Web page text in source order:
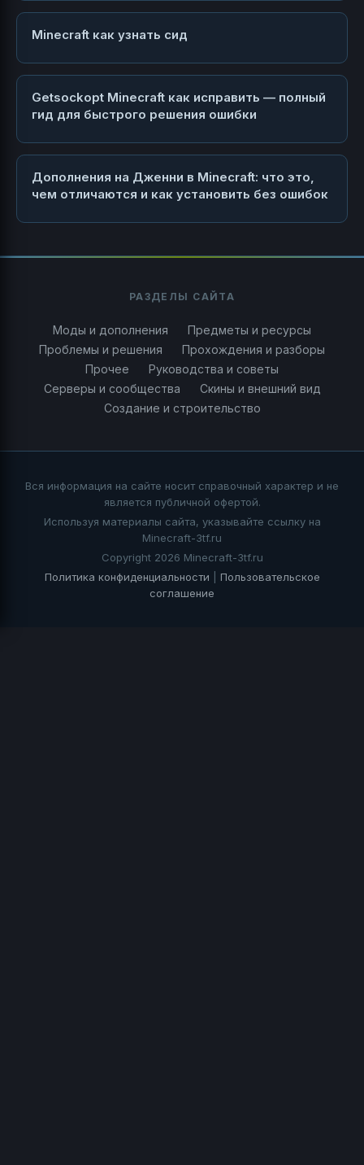
Minecraft как узнать сид
Getsockopt Minecraft как исправить — полный
гид для быстрого решения ошибки
Дополнения на Дженни в Minecraft: что это,
чем отличаются и как установить без ошибок
РАЗДЕЛЫ САЙТА
Моды и дополнения
Предметы и ресурсы
Проблемы и решения
Прохождения и разборы
Прочее
Руководства и советы
Серверы и сообщества
Скины и внешний вид
Создание и строительство
Вся информация на сайте носит справочный характер и не
является публичной офертой.
Используя материалы сайта, указывайте ссылку на
Minecraft-3tf.ru
Copyright 2026 Minecraft-3tf.ru
Политика конфиденциальности
Пользовательское
соглашение